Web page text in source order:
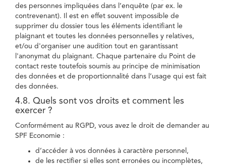
des personnes impliquées dans l’enquête (par ex. le
contrevenant). Il est en effet souvent impossible de
supprimer du dossier tous les éléments identifiant le
plaignant et toutes les données personnelles y relatives,
et/ou d'organiser une audition tout en garantissant
l'anonymat du plaignant. Chaque partenaire du Point de
contact reste toutefois soumis au principe de minimisation
des données et de proportionnalité dans l’usage qui est fait
des données.
4.8. Quels sont vos droits et comment les
exercer ?
Conformément au RGPD, vous avez le droit de demander au
SPF Economie :
d’accéder à vos données à caractère personnel,
de les rectifier si elles sont erronées ou incomplètes,